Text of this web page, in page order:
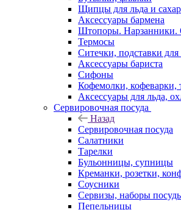
Щипцы для льда и
Аксессуары бармена
Штопоры. Нарзанники.
Термосы
Ситечки, подставки для
Аксессуары бариста
Сифоны
Кофемолки, кофеварки,
Аксессуары для льда,
Сервировочная посуда
Назад
Сервировочная посуда
Салатники
Тарелки
Бульонницы, супницы
Креманки, розетки,
Соусники
Сервизы, наборы
Пепельницы